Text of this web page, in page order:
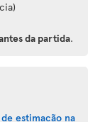
da partida.
estimação na